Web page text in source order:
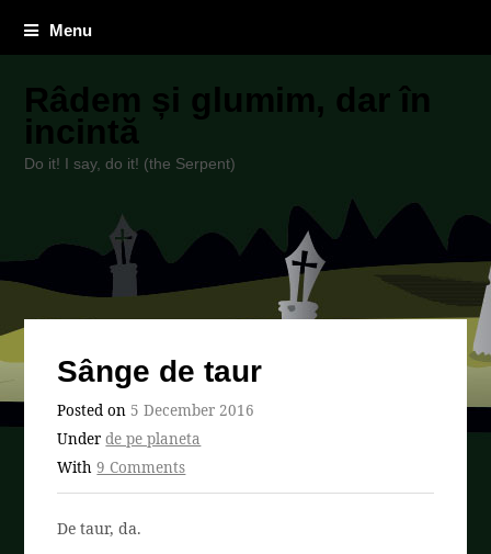
Menu
Râdem și glumim, dar în
incintă
Do it! I say, do it! (the Serpent)
Sânge de taur
Posted on 5 December 2016
Underde pe planeta
With9 Comments
De taur, da.